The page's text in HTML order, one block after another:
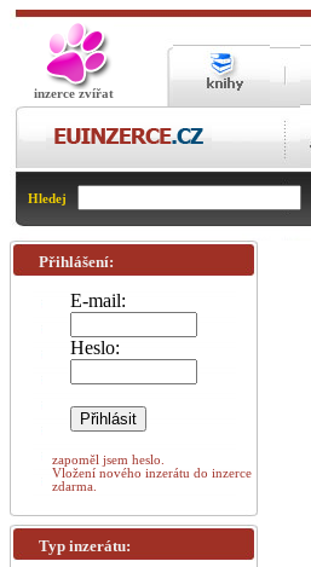
inzerce zvířat
Hledej
Přihlášení:
E-mail:
Heslo:
zapoměl jsem heslo.
Vložení nového inzerátu do inzerce
zdarma.
Typ inzerátu: